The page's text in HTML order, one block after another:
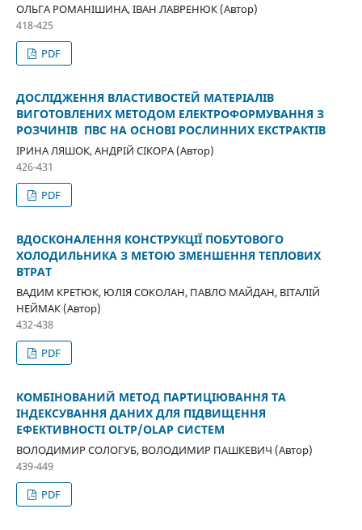
ОЛЬГА РОМАНІШИНА, ІВАН ЛАВРЕНЮК (Автор)
418-425
PDF
ДОСЛІДЖЕННЯ ВЛАСТИВОСТЕЙ МАТЕРІАЛІВ
ВИГОТОВЛЕНИХ МЕТОДОМ ЕЛЕКТРОФОРМУВАННЯ З
РОЗЧИНІВ ПВС НА ОСНОВІ РОСЛИННИХ ЕКСТРАКТІВ
ІРИНА ЛЯШОК, АНДРІЙ СІКОРА (Автор)
426-431
PDF
ВДОСКОНАЛЕННЯ КОНСТРУКЦІЇ ПОБУТОВОГО
ХОЛОДИЛЬНИКА З МЕТОЮ ЗМЕНШЕННЯ ТЕПЛОВИХ
ВТРАТ
ВАДИМ КРЕТЮК, ЮЛІЯ СОКОЛАН, ПАВЛО МАЙДАН, ВІТАЛІЙ
НЕЙМАК (Автор)
432-438
PDF
КОМБІНОВАНИЙ МЕТОД ПАРТИЦІЮВАННЯ ТА
ІНДЕКСУВАННЯ ДАНИХ ДЛЯ ПІДВИЩЕННЯ
ЕФЕКТИВНОСТІ OLTP/OLAP СИСТЕМ
ВОЛОДИМИР СОЛОГУБ, ВОЛОДИМИР ПАШКЕВИЧ (Автор)
439-449
PDF